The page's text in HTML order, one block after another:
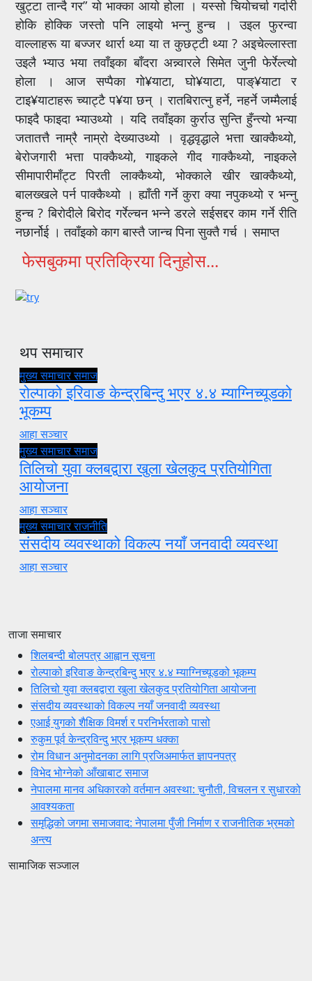
खुट्टा तान्दै गर” यो भाक्का आयो होला । यस्सो चियोचर्चा गर्दारी
होकि होक्कि जस्तो पनि लाइयो भन्नु हुन्च । उइल फुरन्वा
वाल्लाहरू या बज्जर थार्रा थ्या या त कुछट्टी थ्या ? अइचेल्लास्ता
उइलै भ्याउ भया तवाँइका बाँदरा अन्न्वारले सिमेत जुनी फेर्रेल्त्यो
होला । आज सप्पैका गो¥याटा, घो¥याटा, पाङ्¥याटा र
टाइ¥याटाहरू च्याट्टै प¥या छन् । रातबिरात्नु हर्ने, नहर्ने जम्मैलाई
फाइदै फाइदा भ्याउथ्यो । यदि तवाँइका कुर्राउ सुन्ति हुँन्त्यो भन्या
जतातत्तै नाम्रै नाम्रो देख्याउथ्यो । वृद्धवृद्धाले भत्ता खाक्कैथ्यो,
बेरोजगारी भत्ता पाक्कैथ्यो, गाइकले गीद गाक्कैथ्यो, नाइकले
सीमापारीमाँट्ट पिरती लाक्कैथ्यो, भोक्काले खीर खाक्कैथ्यो,
बालख्खले पर्न पाक्कैथ्यो । ह्याँती गर्ने कुरा क्या नपुकथ्यो र भन्नु
हुन्च ? बिरोदीले बिरोद गर्रेल्चन भन्ने डरले सईसद्दर काम गर्ने रीति
नछार्नोई । तवाँइको काग बास्तै जान्च पिना सुक्तै गर्च । समाप्त
फेसबुकमा प्रतिक्रिया दिनुहोस...
थप समाचार
मुख्य समाचारसमाज
रोल्पाको इरिवाङ केन्द्रबिन्दु भएर ४.४ म्याग्निच्यूडको
भूकम्प
आहा सञ्चार
मुख्य समाचारसमाज
तिलिचो युवा क्लबद्वारा खुला खेलकुद प्रतियोगिता
आयोजना
आहा सञ्चार
मुख्य समाचारराजनीति
संसदीय व्यवस्थाको विकल्प नयाँ जनवादी व्यवस्था
आहा सञ्चार
ताजा समाचार
शिलबन्दी बोलपत्र आह्वान सूचना
रोल्पाको इरिवाङ केन्द्रबिन्दु भएर ४.४ म्याग्निच्यूडको भूकम्प
तिलिचो युवा क्लबद्वारा खुला खेलकुद प्रतियोगिता आयोजना
संसदीय व्यवस्थाको विकल्प नयाँ जनवादी व्यवस्था
एआई युगको शैक्षिक विमर्श र परनिर्भरताको पासो
रुकुम पूर्व केन्द्रविन्दु भएर भूकम्प धक्का
रोम विधान अनुमोदनका लागि प्रजिअमार्फत ज्ञापनपत्र
विभेद भोग्नेको आँखाबाट समाज
नेपालमा मानव अधिकारको वर्तमान अवस्था: चुनौती, विचलन र सुधारको
आवश्यकता
समृद्धिको जगमा समाजवाद: नेपालमा पुँजी निर्माण र राजनीतिक भ्रमको
अन्त्य
सामाजिक सञ्जाल